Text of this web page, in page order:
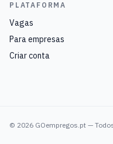
PLATAFORMA
Vagas
Para empresas
Criar conta
© 2026 GOempregos.pt —